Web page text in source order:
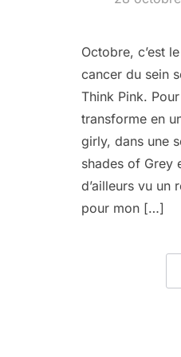
Octobre, c’est
cancer du sein
Think Pink.
transforme en
girly, dans une
shades of Grey
d’ailleurs vu un
pour mon […]